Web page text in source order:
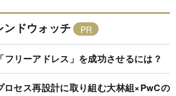
ンドウォッチ
リーアドレス」を成功させるには？
セス再設計に取り組む大林組×PwCの